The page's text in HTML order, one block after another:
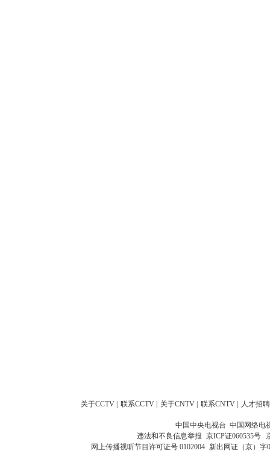
关于CCTV 联系CCTV 关于CNTV 联系CNTV 人才招聘
中国中央电视台 中国网络电
违法和不良信息举报 京ICP证060535号
网上传播视听节目许可证号 0102004 新出网证（京）